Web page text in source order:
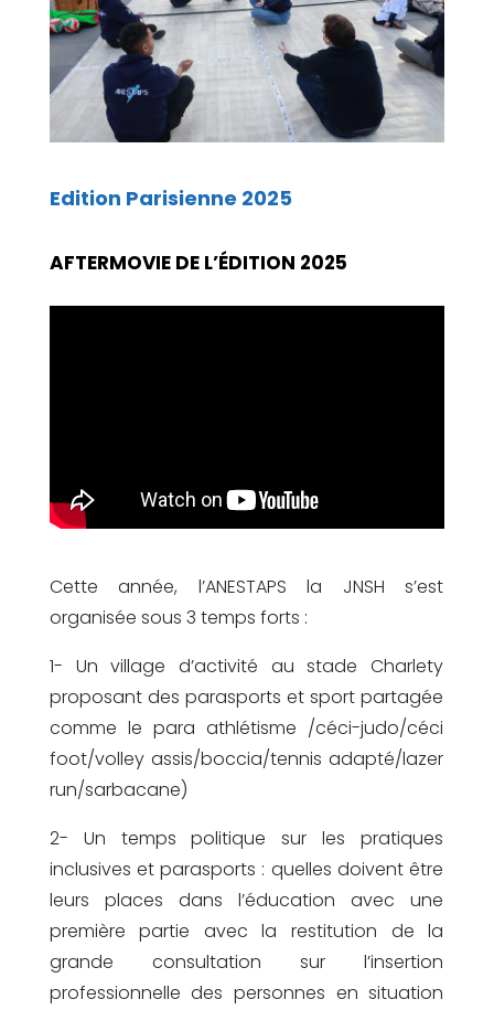
Edition Parisienne 2025
AFTERMOVIE DE L’ÉDITION 2025
Cette année, l’ANESTAPS la JNSH s’est
organisée sous 3 temps forts :
1- Un village d’activité au stade Charlety
proposant des parasports et sport partagée
comme le para athlétisme /céci-judo/céci
foot/volley assis/boccia/tennis adapté/lazer
run/sarbacane)
2- Un temps politique sur les pratiques
inclusives et parasports : quelles doivent être
leurs places dans l’éducation avec une
première partie avec la restitution de la
grande consultation sur l’insertion
professionnelle des personnes en situation